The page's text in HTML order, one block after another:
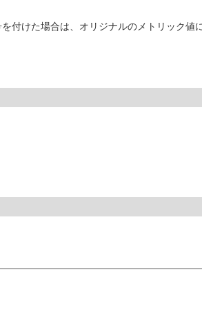
付けた場合は、オリジナルのメトリック